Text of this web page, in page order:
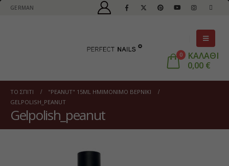
GERMAN
0
ΚΑΛΑΘΙ
0,00 €
ΤΟ ΣΠΊΤΙ
"PEANUT" 15ML ΗΜΙΜΌΝΙΜΟ ΒΕΡΝΊΚΙ
GELPOLISH_PEANUT
Gelpolish_peanut